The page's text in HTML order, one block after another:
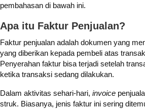
pembahasan di bawah ini.
Apa itu Faktur Penjualan?
Faktur penjualan adalah dokumen yang
yang diberikan kepada pembeli atas
Penyerahan faktur bisa terjadi setelah
ketika transaksi sedang dilakukan.
Dalam aktivitas sehari-hari, invoice
struk. Biasanya, jenis faktur ini sering